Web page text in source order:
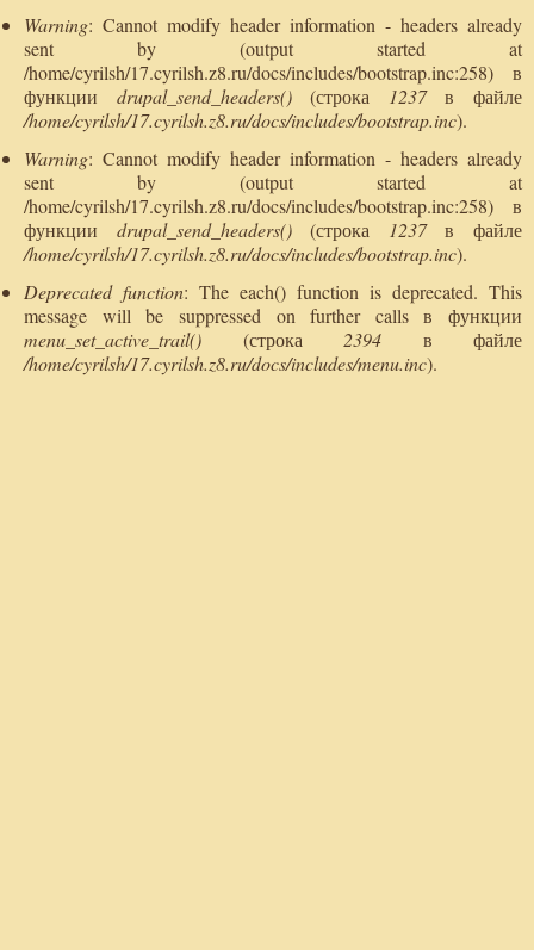
Warning: Cannot modify header information - headers already
sent by (output started at
/home/cyrilsh/17.cyrilsh.z8.ru/docs/includes/bootstrap.inc:258) в
функции drupal_send_headers()(строка 1237в файле
/home/cyrilsh/17.cyrilsh.z8.ru/docs/includes/bootstrap.inc).
Warning: Cannot modify header information - headers already
sent by (output started at
/home/cyrilsh/17.cyrilsh.z8.ru/docs/includes/bootstrap.inc:258) в
функции drupal_send_headers()(строка 1237в файле
/home/cyrilsh/17.cyrilsh.z8.ru/docs/includes/bootstrap.inc).
Deprecated function: The each() function is deprecated. This
message will be suppressed on further calls в функции
menu_set_active_trail() (строка 2394 в файле
/home/cyrilsh/17.cyrilsh.z8.ru/docs/includes/menu.inc).